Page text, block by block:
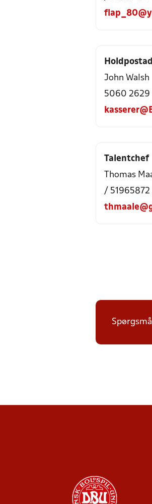
John Walsh
5060 2629
Talentchef
Thomas
/ 51965872